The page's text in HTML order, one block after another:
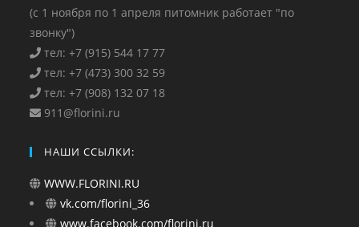
(с 1 ноября по 1 апреля питомник работает "по
звонку")
тел: +7 (915) 544 17 77
тел: +7 (473) 300 32 59
тел: +7 (908) 132 07 18
911@florini.ru
НАШИ ССЫЛКИ:
WWW.FLORINI.RU
vk.com/florini_36
www.facebook.com/florini.ru